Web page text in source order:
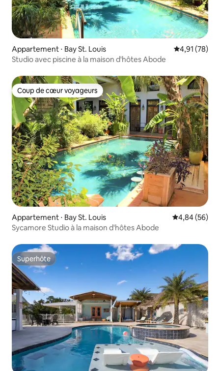
Appartement ⋅ Bay St. Louis Évaluation
4,91 (78)
Studio avec piscine à la maison d'hôtes Abode
Coup de cœur voyageurs
Coup de cœur voyageurs
Appartement ⋅ Bay St. Louis Évaluation
4,84 (56)
Sycamore Studio à la maison d'hôtes Abode
Superhôte
Superhôte